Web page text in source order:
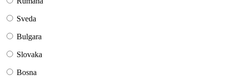
Sveda
Bulgara
Slovaka
Bosna